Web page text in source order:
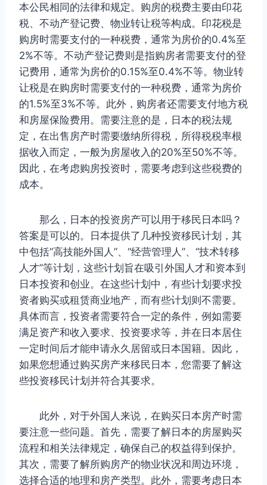
本公民相同的法律和规定。购房的税费主要由印花
税、不动产登记费、物业转让税等构成。印花税是
购房时需要支付的一种税费，通常为房价的0.4%至
2%不等。不动产登记费则是指购房者需要支付的登
记费用，通常为房价的0.15%至0.4%不等。物业转
让税是在购房时需要支付的一种税费，通常为房价
的1.5%至3%不等。此外，购房者还需要支付地方税
和房屋保险费用。需要注意的是，日本的税法规
定，在出售房产时需要缴纳所得税，所得税税率根
据收入而定，一般为房屋收入的20%至50%不等。
因此，在考虑购房投资时，需要考虑到这些税费的
成本。
那么，日本的投资房产可以用于移民日本吗？
答案是可以的。日本提供了几种投资移民计划，其
中包括“高技能外国人”、“经营管理人”、“技术转移
人才”等计划，这些计划旨在吸引外国人才和资本到
日本投资和创业。在这些计划中，有些计划要求投
资者购买或租赁商业地产，而有些计划则不需要。
具体而言，投资者需要符合一定的条件，例如需要
满足资产和收入要求、投资要求等，并在日本居住
一定时间后才能申请永久居留或日本国籍。因此，
如果您想通过购买房产来移民日本，您需要了解这
些投资移民计划并符合其要求。
此外，对于外国人来说，在购买日本房产时需
要注意一些问题。首先，需要了解日本的房屋购买
流程和相关法律规定，确保自己的权益得到保护。
其次，需要了解所购房产的物业状况和周边环境，
选择合适的地理和房产类型。此外，需要考虑日本